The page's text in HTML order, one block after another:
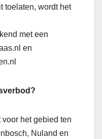
toelaten, wordt het
met een
en
het gebied ten
Nuland en